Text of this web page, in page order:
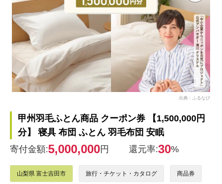
出典：ふるなび
甲州羽毛ふとん商品 クーポン券 【1,500,000円
分】 寝具 布団 ふとん 羽毛布団 安眠
寄付金額:5,000,000円 還元率:30%
山梨県 富士吉田市 旅行・チケット・カタログ 商品券